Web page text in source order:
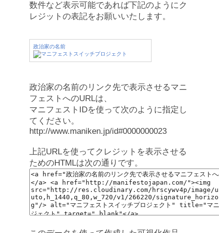
数件など表示可能であれば下記のようにク
レジットの表記をお願いいたします。
政治家の名前
政治家の名前のリンク先で表示させるマニ
フェストへのURLは、
マニフェストIDを使って次のように指定し
てください。
http://www.maniken.jp/id#0000000023
上記URLを使ってクレジットを表示させる
ためのHTMLは次の通りです。